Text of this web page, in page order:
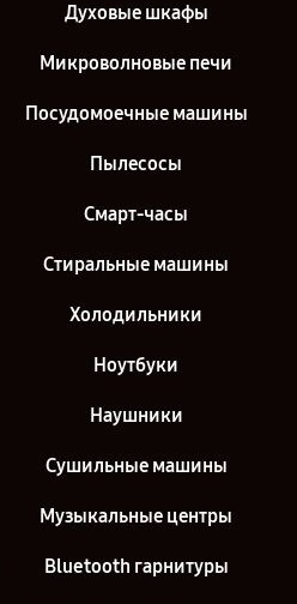
Духовые шкафы
Микроволновые печи
Посудомоечные машины
Пылесосы
Смарт-часы
Стиральные машины
Холодильники
Ноутбуки
Наушники
Сушильные машины
Музыкальные центры
Bluetooth гарнитуры